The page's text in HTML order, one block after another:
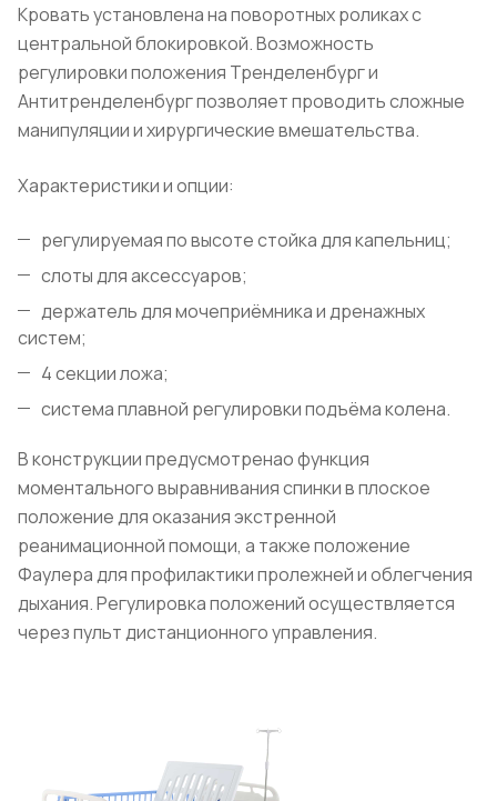
Кровать установлена на поворотных роликах с
центральной блокировкой. Возможность
регулировки положения Тренделенбург и
Антитренделенбург позволяет проводить сложные
манипуляции и хирургические вмешательства.
Характеристики и опции:
регулируемая по высоте стойка для капельниц;
слоты для аксессуаров;
держатель для мочеприёмника и дренажных
систем;
4 секции ложа;
система плавной регулировки подъёма колена.
В конструкции предусмотренао функция
моментального выравнивания спинки в плоское
положение для оказания экстренной
реанимационной помощи, а также положение
Фаулера для профилактики пролежней и облегчения
дыхания. Регулировка положений осуществляется
через пульт дистанционного управления.